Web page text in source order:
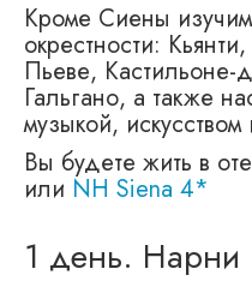
Кроме Сиены
окрестности:
Пьеве, Кастильоне-
Гальгано, а также
музыкой,
Вы будете жить в
или NH Siena 4*
1 день. Нарни